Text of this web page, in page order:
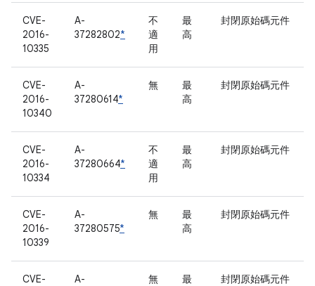
CVE-
2016-
10335
A-
37282802*
不
適
用
最
高
封閉原始碼元件
CVE-
2016-
10340
A-
37280614*
無
最
高
封閉原始碼元件
CVE-
2016-
10334
A-
37280664*
不
適
用
最
高
封閉原始碼元件
CVE-
2016-
10339
A-
37280575*
無
最
高
封閉原始碼元件
CVE-
A-
無
最
封閉原始碼元件